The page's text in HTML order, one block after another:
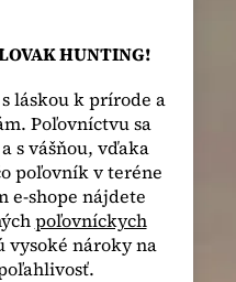
HUNTING!
láskou k prírode a
Poľovníctvu sa
s vášňou, vďaka
poľovník v teréne
e-shope nájdete
poľovníckych
vysoké nároky na